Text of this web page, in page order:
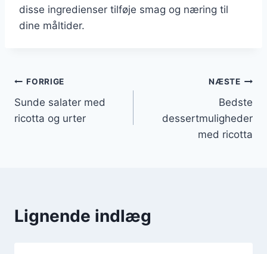
disse ingredienser tilføje smag og næring til
dine måltider.
Indlægsnavigation
FORRIGE
Sunde salater med
ricotta og urter
NÆSTE
Bedste
dessertmuligheder
med ricotta
Lignende indlæg